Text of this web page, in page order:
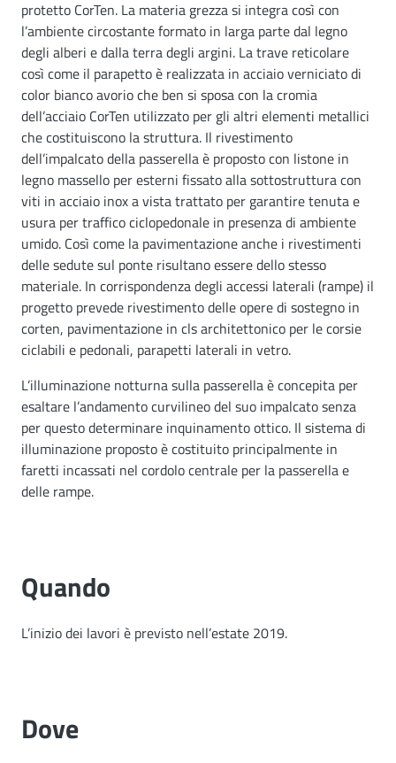
protetto CorTen. La materia grezza si integra così con
l’ambiente circostante formato in larga parte dal legno
degli alberi e dalla terra degli argini. La trave reticolare
così come il parapetto è realizzata in acciaio verniciato di
color bianco avorio che ben si sposa con la cromia
dell’acciaio CorTen utilizzato per gli altri elementi metallici
che costituiscono la struttura. Il rivestimento
dell’impalcato della passerella è proposto con listone in
legno massello per esterni fissato alla sottostruttura con
viti in acciaio inox a vista trattato per garantire tenuta e
usura per traffico ciclopedonale in presenza di ambiente
umido. Così come la pavimentazione anche i rivestimenti
delle sedute sul ponte risultano essere dello stesso
materiale. In corrispondenza degli accessi laterali (rampe) il
progetto prevede rivestimento delle opere di sostegno in
corten, pavimentazione in cls architettonico per le corsie
ciclabili e pedonali, parapetti laterali in vetro.
L’illuminazione notturna sulla passerella è concepita per
esaltare l’andamento curvilineo del suo impalcato senza
per questo determinare inquinamento ottico. Il sistema di
illuminazione proposto è costituito principalmente in
faretti incassati nel cordolo centrale per la passerella e
delle rampe.
Quando
L’inizio dei lavori è previsto nell’estate 2019.
Dove